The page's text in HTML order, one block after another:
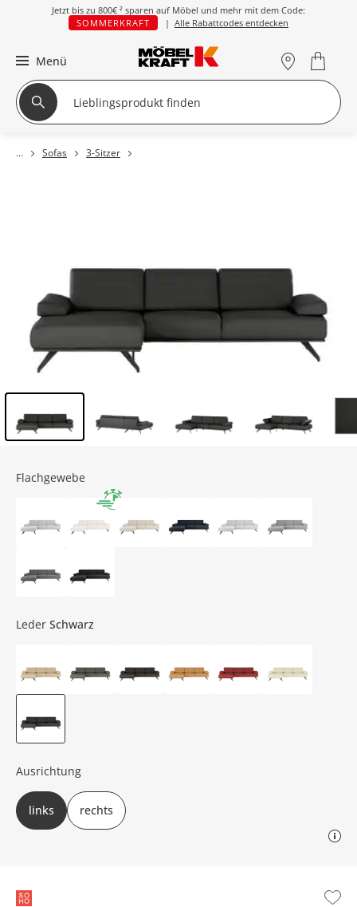
Jetzt bis zu 800€ ² sparen auf Möbel und mehr mit dem Code:
SOMMERKRAFT
| Alle Rabattcodes entdecken
Menü
Sofas 3-Sitzer
Flachgewebe
Leder Schwarz
Ausrichtung
links rechts